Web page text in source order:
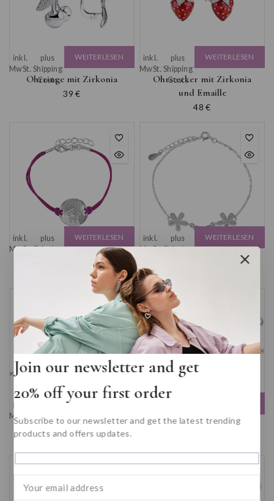
Ohrringe mit Zirkonia
39€
inkl.
MwSt.
plus
Shipping
Costs
WEITERLESEN
Ohrstecker mit Zirkonia
und Emaille
48€
inkl.
MwSt.
plus
Shipping
Costs
WEITERLESEN
inkl.
MwSt.
plus
Shipping
WEITERLESEN
Браслет с фианитами
inkl.
MwSt.
plus
Shipping
WEITERLESEN
Браслет с фианитами
29 €
inkl.
MwSt.
Shipping
Costs
Детский браслет
MwSt.
Shipping
Costs
WARENKORB
Join our newsletter and get
20% off your first order
Subscribe to our newsletter and get the latest trending
products and offers updates.